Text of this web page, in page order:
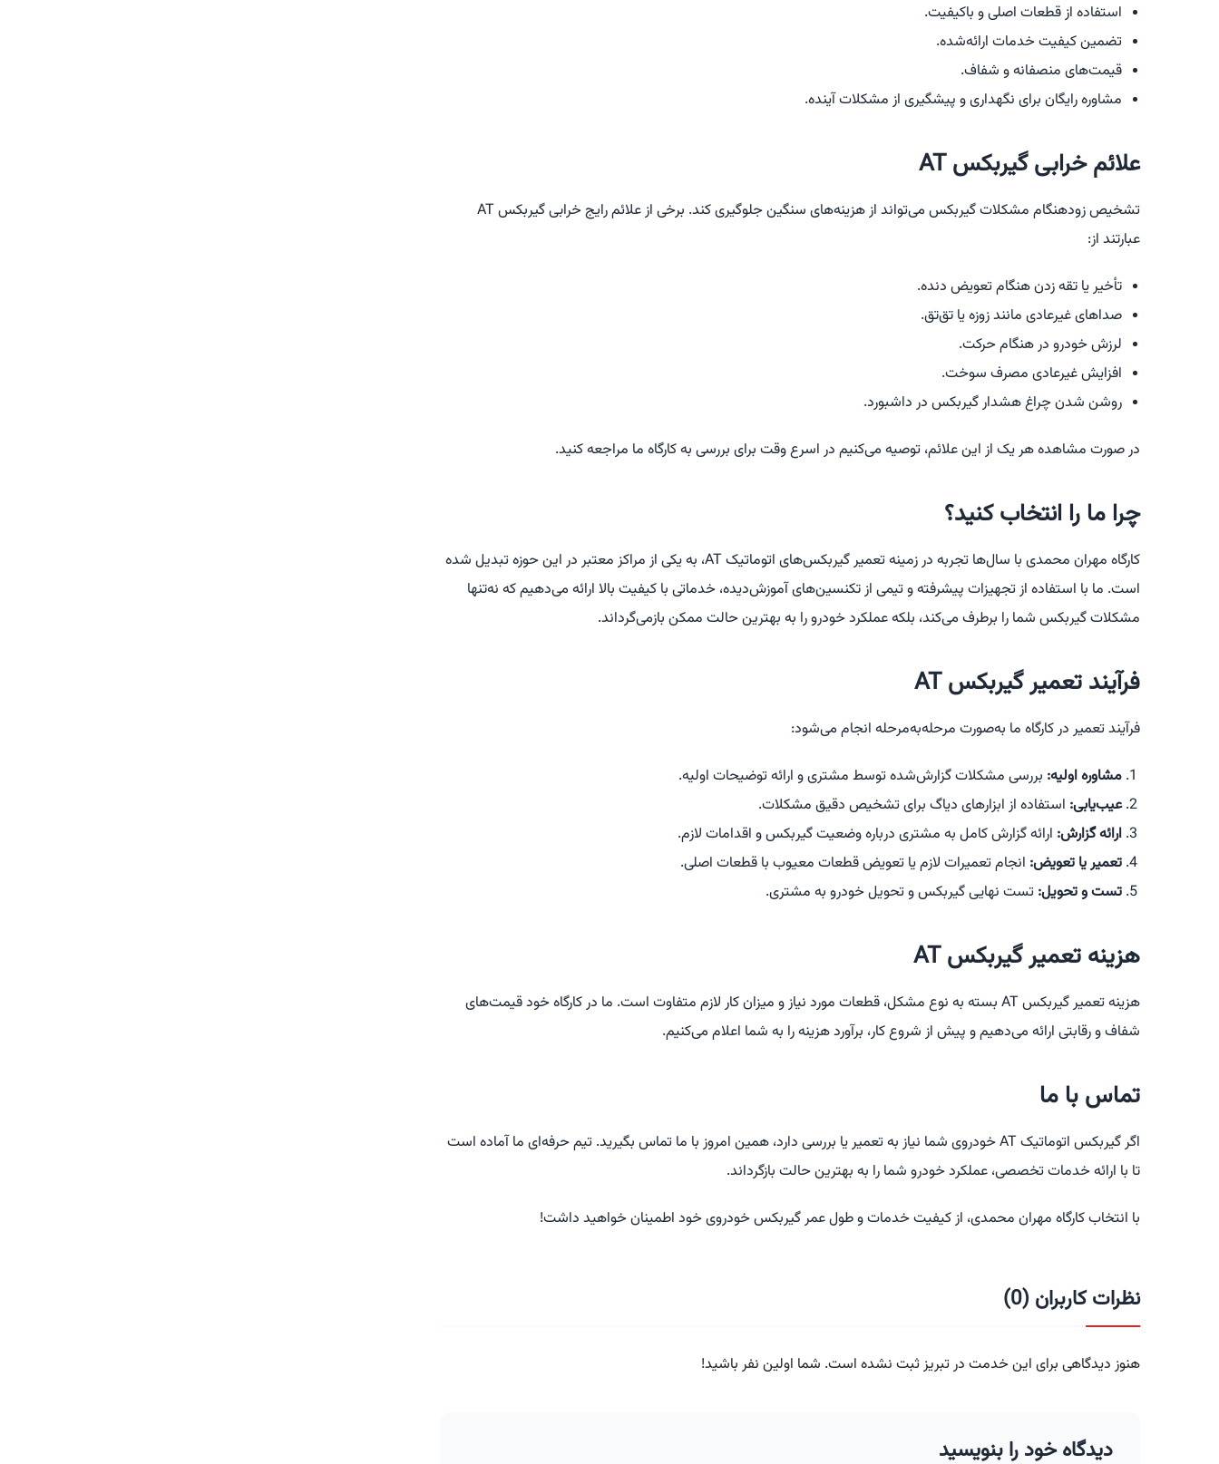
استفاده از قطعات اصلی و باکیفیت.
تضمین کیفیت خدمات ارائه‌شده.
قیمت‌های منصفانه و شفاف.
مشاوره رایگان برای نگهداری و پیشگیری از مشکلات آینده.
علائم خرابی گیربکس AT
تشخیص زودهنگام مشکلات گیربکس می‌تواند از هزینه‌های سنگین جلوگیری کند. برخی از علائم رایج خرابی گیربکس AT
عبارتند از:
تأخیر یا تقه زدن هنگام تعویض دنده.
صداهای غیرعادی مانند زوزه یا تق‌تق.
لرزش خودرو در هنگام حرکت.
افزایش غیرعادی مصرف سوخت.
روشن شدن چراغ هشدار گیربکس در داشبورد.
در صورت مشاهده هر یک از این علائم، توصیه می‌کنیم در اسرع وقت برای بررسی به کارگاه ما مراجعه کنید.
چرا ما را انتخاب کنید؟
کارگاه مهران محمدی با سال‌ها تجربه در زمینه تعمیر گیربکس‌های اتوماتیک AT، به یکی از مراکز معتبر در این حوزه تبدیل شده
است. ما با استفاده از تجهیزات پیشرفته و تیمی از تکنسین‌های آموزش‌دیده، خدماتی با کیفیت بالا ارائه می‌دهیم که نه‌تنها
مشکلات گیربکس شما را برطرف می‌کند، بلکه عملکرد خودرو را به بهترین حالت ممکن بازمی‌گرداند.
فرآیند تعمیر گیربکس AT
فرآیند تعمیر در کارگاه ما به‌صورت مرحله‌به‌مرحله انجام می‌شود:
مشاوره اولیه: بررسی مشکلات گزارش‌شده توسط مشتری و ارائه توضیحات اولیه.
عیب‌یابی: استفاده از ابزارهای دیاگ برای تشخیص دقیق مشکلات.
ارائه گزارش: ارائه گزارش کامل به مشتری درباره وضعیت گیربکس و اقدامات لازم.
تعمیر یا تعویض: انجام تعمیرات لازم یا تعویض قطعات معیوب با قطعات اصلی.
تست و تحویل: تست نهایی گیربکس و تحویل خودرو به مشتری.
هزینه تعمیر گیربکس AT
هزینه تعمیر گیربکس AT بسته به نوع مشکل، قطعات مورد نیاز و میزان کار لازم متفاوت است. ما در کارگاه خود قیمت‌های
شفاف و رقابتی ارائه می‌دهیم و پیش از شروع کار، برآورد هزینه را به شما اعلام می‌کنیم.
تماس با ما
اگر گیربکس اتوماتیک AT خودروی شما نیاز به تعمیر یا بررسی دارد، همین امروز با ما تماس بگیرید. تیم حرفه‌ای ما آماده است
تا با ارائه خدمات تخصصی، عملکرد خودرو شما را به بهترین حالت بازگرداند.
با انتخاب کارگاه مهران محمدی، از کیفیت خدمات و طول عمر گیربکس خودروی خود اطمینان خواهید داشت!
نظرات کاربران (0)
هنوز دیدگاهی برای این خدمت در تبریز ثبت نشده است. شما اولین نفر باشید!
دیدگاه خود را بنویسید